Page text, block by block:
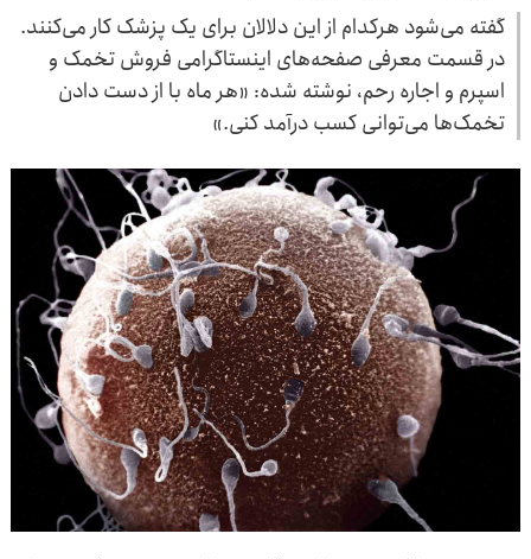
گفته می‌شود هرکدام از این دلالان برای یک پزشک کار می‌کنند.
در قسمت معرفی صفحه‌های اینستاگرامی فروش تخمک و
اسپرم و اجاره رحم، نوشته شده: «هر ماه با از دست دادن
تخمک‌ها می‌توانی کسب درآمد کنی.»